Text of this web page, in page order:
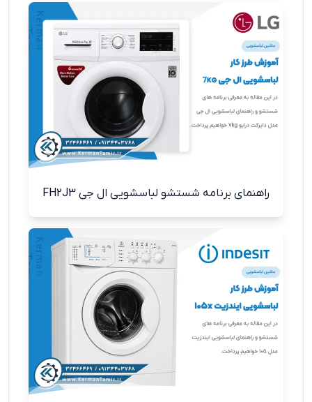
راهنمای برنامه شستشو لباسشویی ال جی FH2J3